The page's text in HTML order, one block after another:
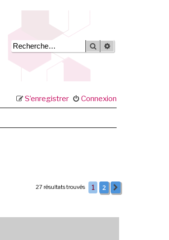
Rechercher
Connexion
S’enregistrer
27 résultats trouvés 1 2